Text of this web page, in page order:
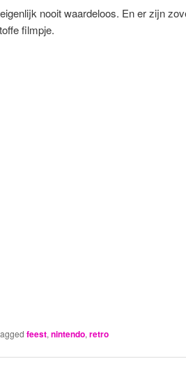
nooit waardeloos. En er zijn
filmpje.
feest, nintendo, retro